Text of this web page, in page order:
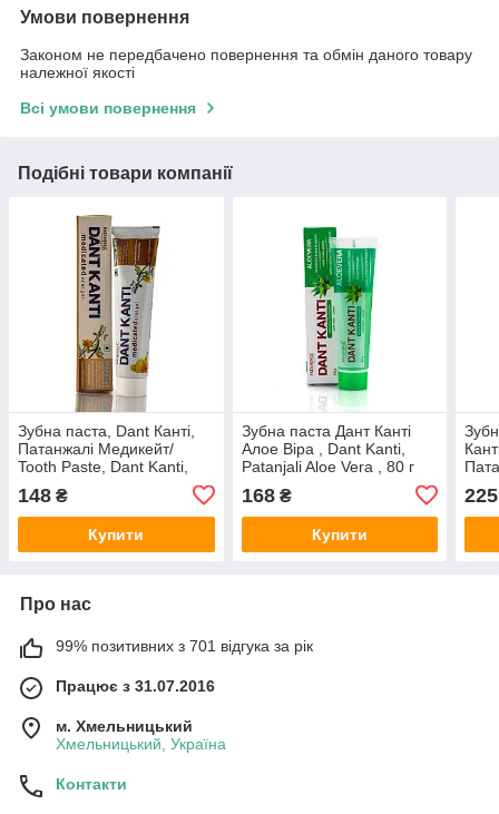
Умови повернення
Законом не передбачено повернення та обмін даного товару
належної якості
Всі умови повернення
Подібні товари компанії
Зубна паста, Dant Канті,
Патанжалі Медикейт/
Tooth Paste, Dant Kanti,
Patanjali Medimated/100 gr
148 ₴
Купити
Зубна паста Дант Канті
Алое Віра , Dant Kanti,
Patanjali Aloe Vera , 80 г
168₴
Купити
225
Про нас
99% позитивних з 701 відгука за рік
Працює з 31.07.2016
м. Хмельницький
Хмельницький, Україна
Контакти